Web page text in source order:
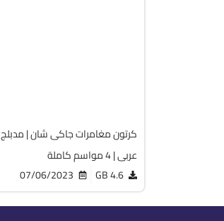
كرتون مغامرات جاكى شان | مدبلج
عربى | 4 مواسم كاملة
4.6 GB
07/06/2023